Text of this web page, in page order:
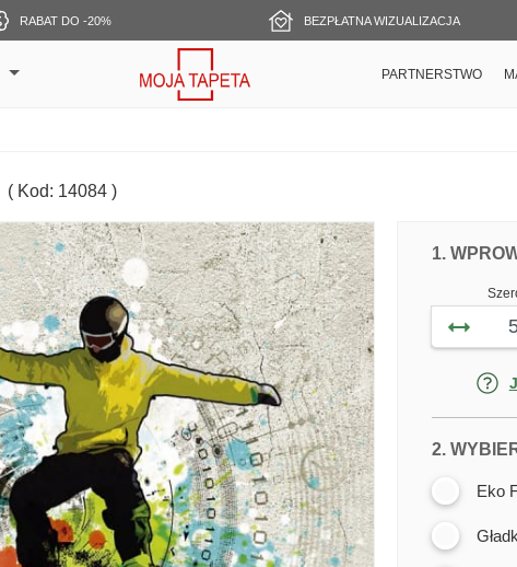
RABAT DO -20% BEZPŁATNA WIZUALIZACJA
PARTNERSTWO
( Kod: 14084 )
1.
2.
Eko